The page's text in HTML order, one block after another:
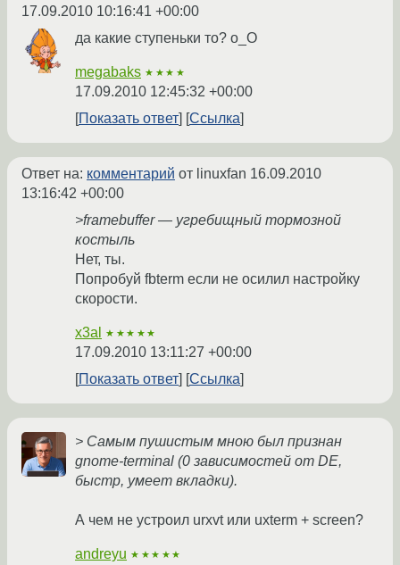
17.09.2010 10:16:41 +00:00
да какие ступеньки то? о_О
megabaks ★★★★
17.09.2010 12:45:32 +00:00
Показать ответ
Ссылка
Ответ на: комментарий от linuxfan 16.09.2010
13:16:42 +00:00
>framebuffer — угребищный тормозной
костыль
Нет, ты.
Попробуй fbterm если не осилил настройку
скорости.
x3al ★★★★★
17.09.2010 13:11:27 +00:00
Показать ответ
Ссылка
> Самым пушистым мною был признан
gnome-terminal (0 зависимостей от DE,
быстр, умеет вкладки).
А чем не устроил urxvt или uxterm + screen?
andreyu ★★★★★